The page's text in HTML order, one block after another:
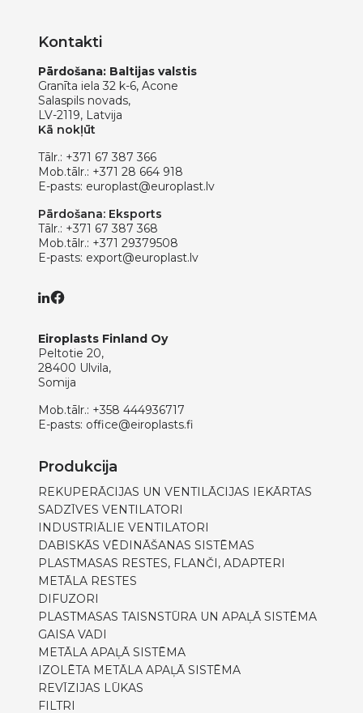
Kontakti
Pārdošana: Baltijas valstis
Granīta iela 32 k-6, Acone
Salaspils novads,
LV-2119, Latvija
Kā nokļūt
Tālr.: +371 67 387 366
Mob.tālr.: +371 28 664 918
E-pasts: europlast@europlast.lv
Pārdošana: Eksports
Tālr.: +371 67 387 368
Mob.tālr.: +371 29379508
E-pasts: export@europlast.lv
Eiroplasts Finland Oy
Peltotie 20,
28400 Ulvila,
Somija
Mob.tālr.: +358 444936717
E-pasts: office@eiroplasts.fi
Produkcija
REKUPERĀCIJAS UN VENTILĀCIJAS IEKĀRTAS
SADZĪVES VENTILATORI
INDUSTRIĀLIE VENTILATORI
DABISKĀS VĒDINĀŠANAS SISTĒMAS
PLASTMASAS RESTES, FLANČI, ADAPTERI
METĀLA RESTES
DIFUZORI
PLASTMASAS TAISNSTŪRA UN APAĻĀ SISTĒMA
GAISA VADI
METĀLA APAĻĀ SISTĒMA
IZOLĒTA METĀLA APAĻĀ SISTĒMA
REVĪZIJAS LŪKAS
FILTRI